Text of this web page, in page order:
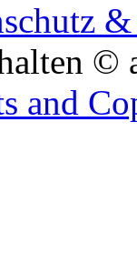
©
and